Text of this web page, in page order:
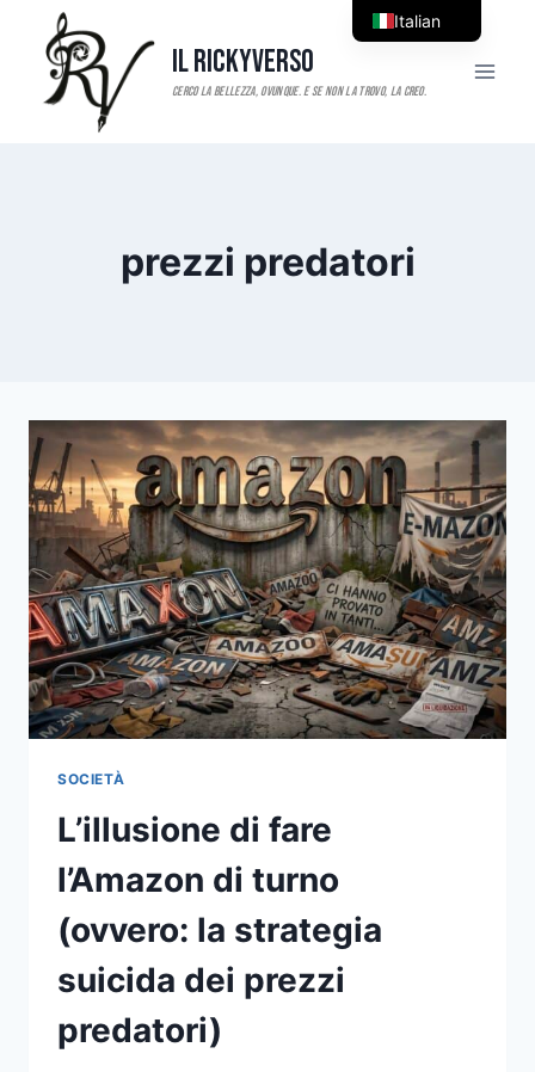
contenuto
Il RickyVerso
prezzi predatori
SOCIETÀ
L’illusione di fare
l’Amazon di turno
(ovvero: la strategia
suicida dei prezzi
predatori)
Italian